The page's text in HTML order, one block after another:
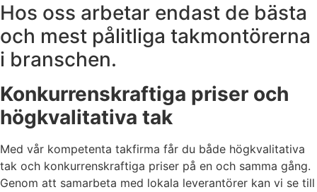
Hos oss arbetar endast de bästa
och mest pålitliga takmontörerna
i branschen.
Konkurrenskraftiga priser och
högkvalitativa tak
Med vår kompetenta takfirma får du både högkvalitativa
tak och konkurrenskraftiga priser på en och samma gång.
Genom att samarbeta med lokala leverantörer kan vi se till